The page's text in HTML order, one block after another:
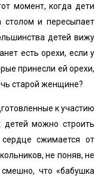
момент, когда дети
столом и пересыпает
детей вижу
есть орехи, если у
принесли ей орехи,
старой женщине?
к участию
детей можно строить
сжимается от
не поняв, не
что «бабушка